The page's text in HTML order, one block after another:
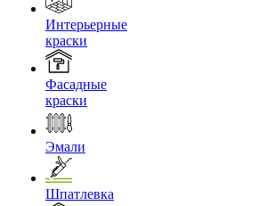
Интерьерные
краски
Фасадные
краски
Эмали
Шпатлевка